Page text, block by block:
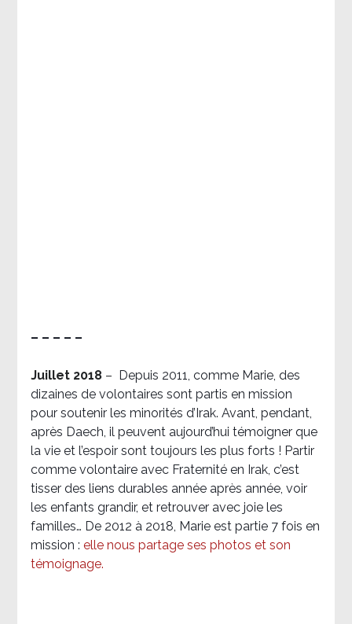
– – – – –
Juillet 2018 – Depuis 2011, comme Marie, des
dizaines de volontaires sont partis en mission
pour soutenir les minorités d’Irak. Avant, pendant,
après Daech, il peuvent aujourd’hui témoigner que
la vie et l’espoir sont toujours les plus forts ! Partir
comme volontaire avec Fraternité en Irak, c’est
tisser des liens durables année après année, voir
les enfants grandir, et retrouver avec joie les
familles… De 2012 à 2018, Marie est partie 7 fois en
mission : elle nous partage ses photos et son
témoignage.